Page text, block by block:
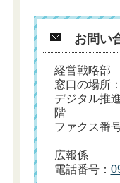
お問い
経営戦略部
窓口の場所
デジタル推
階
ファクス番
広報係
電話番号：